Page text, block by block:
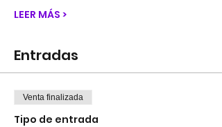
LEER MÁS >
Entradas
Venta finalizada
Tipo de entrada